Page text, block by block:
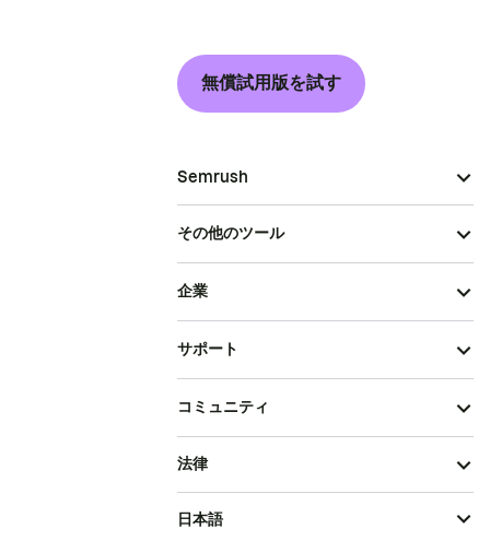
無償試用版を試す
Semrush
その他のツール
企業
サポート
コミュニティ
法律
日本語